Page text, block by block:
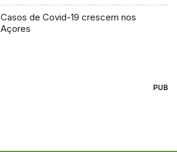
Casos de Covid-19 crescem nos
Açores
PUB